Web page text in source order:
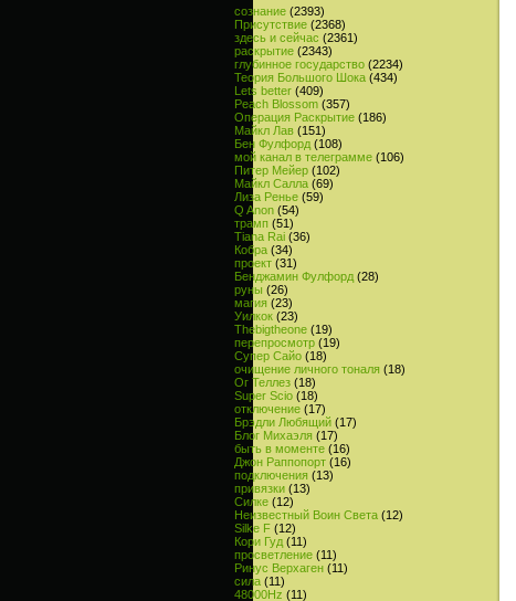
сознание (2393)
Присутствие (2368)
здесь и сейчас (2361)
раскрытие (2343)
глубинное государство (2234)
Теория Большого Шока (434)
Lets better (409)
Peach Blossom (357)
Операция Раскрытие (186)
Майкл Лав (151)
Бен Фулфорд (108)
мой канал в телеграмме (106)
Питер Мейер (102)
Майкл Салла (69)
Лиза Ренье (59)
Q Anon (54)
трамп (51)
Tiana Rai (36)
Кобра (34)
проект (31)
Бенджамин Фулфорд (28)
руны (26)
магия (23)
Уилкок (23)
Thebigtheone (19)
перепросмотр (19)
Супер Сайо (18)
очищение личного тоналя (18)
Ог Теллез (18)
Super Scio (18)
отключение (17)
Брэдли Любящий (17)
Блог Михаэля (17)
быть в моменте (16)
Джон Раппопорт (16)
подключения (13)
привязки (13)
Силке (12)
Неизвестный Воин Света (12)
Silke F (12)
Кори Гуд (11)
просветление (11)
Ринус Верхаген (11)
сила (11)
48000Hz (11)